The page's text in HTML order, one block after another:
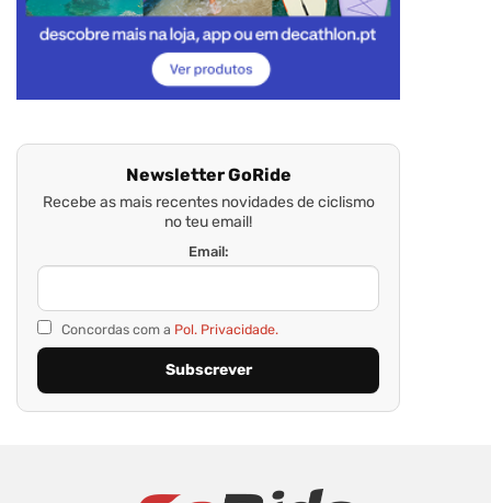
Newsletter GoRide
Recebe as mais recentes novidades de ciclismo
no teu email!
Email:
Concordas com a Pol. Privacidade.